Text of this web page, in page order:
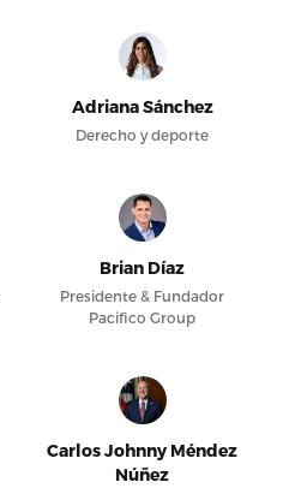
Adriana Sánchez
Derecho y deporte
Brian Díaz
Presidente & Fundador
Pacifico Group
Carlos Johnny Méndez
Núñez